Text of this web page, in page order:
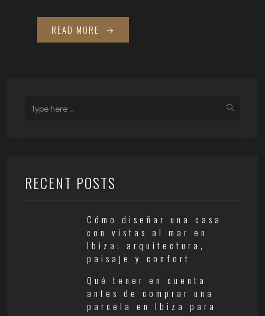
READ MORE
RECENT POSTS
Cómo diseñar una casa
con vistas al mar en
Ibiza: arquitectura,
paisaje y confort
Qué tener en cuenta
antes de comprar una
parcela en Ibiza para